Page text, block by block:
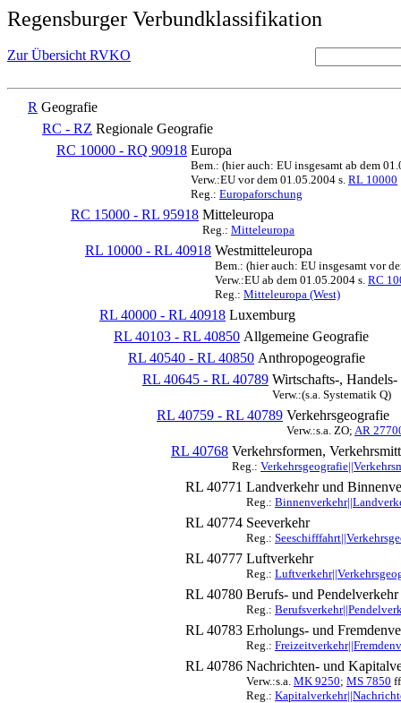
Regensburger Verbundklassifikation
Zur Übersicht RVKO
R Geografie
RC - RZ Regionale Geografie
RC 10000 - RQ 90918 Europa
Bem.: (hier auch: EU insgesamt ab dem
Verw.:EU vor dem 01.05.2004 s. RL 10000
Reg.: Europaforschung
RC 15000 - RL 95918 Mitteleuropa
Reg.: Mitteleuropa
RL 10000 - RL 40918 Westmitteleuropa
Bem.: (hier auch: EU insgesamt vor
Verw.:EU ab dem 01.05.2004 s. RC
Reg.: Mitteleuropa (West)
RL 40000 - RL 40918 Luxemburg
RL 40103 - RL 40850 Allgemeine Geografie
RL 40540 - RL 40850 Anthropogeografie
RL 40645 - RL 40789 Wirtschafts-,
Verw.:(s.a. Systematik Q)
RL 40759 - RL 40789 Verkehrsgeografie
Verw.:s.a. ZO; AR
RL 40768 Verkehrsformen,
Reg.:
RL 40771 Landverkehr und
Reg.:
RL 40774 Seeverkehr
Reg.:
RL 40777 Luftverkehr
Reg.:
RL 40780 Berufs- und
Reg.:
RL 40783 Erholungs- und
Reg.:
RL 40786 Nachrichten- und
Verw.:s.a. MK 9250; MS 7850
Reg.: